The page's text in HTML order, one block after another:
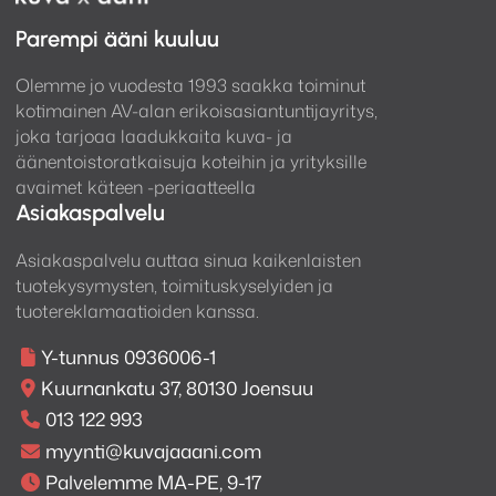
DCD-600NE:n piirikortisto on suunniteltu tarjoamaan
mahdollisimman lyhyt signaalipolku.
Monikerroksisilla piirilevyillä ja lyhyemmillä
signaalipoluilla vasemman ja oikean kanavan väliset
häiriöt vähenevät ja haitalliset vaikutukset
audiosignaaleihin minimoidaan. Seurauksena on, että
DCD-600NE pystyy toistaamaan puhtaan, erittäin
läpinäkyvän ja alkuperäiselle äänitykselle uskollisen
äänenlaadun.
Värinöitä ehkäisevä rakenne tarjoaa
Resonansseja ehkäisevä rakenne vähentää
häiriölähteiden haitallisia vaikutuksia, jotta
äänenlaatu täyttää Denon-standardit. Virtamuuntaja
on asennettu vaimentavan rakenteen päälle, jolla
Parempi ääni kuuluu
Olemme jo vuodesta 1993 saakka toiminut
kotimainen AV-alan erikoisasiantuntijayritys,
joka tarjoaa laadukkaita kuva- ja
äänentoistoratkaisuja koteihin ja yrityksille
avaimet käteen -periaatteella
Asiakaspalvelu
Asiakaspalvelu auttaa sinua kaikenlaisten
tuotekysymysten, toimituskyselyiden ja
tuotereklamaatioiden kanssa.
Y-tunnus 0936006-1
Kuurnankatu 37, 80130 Joensuu
013 122 993
myynti@kuvajaaani.com
Palvelemme MA-PE, 9-17